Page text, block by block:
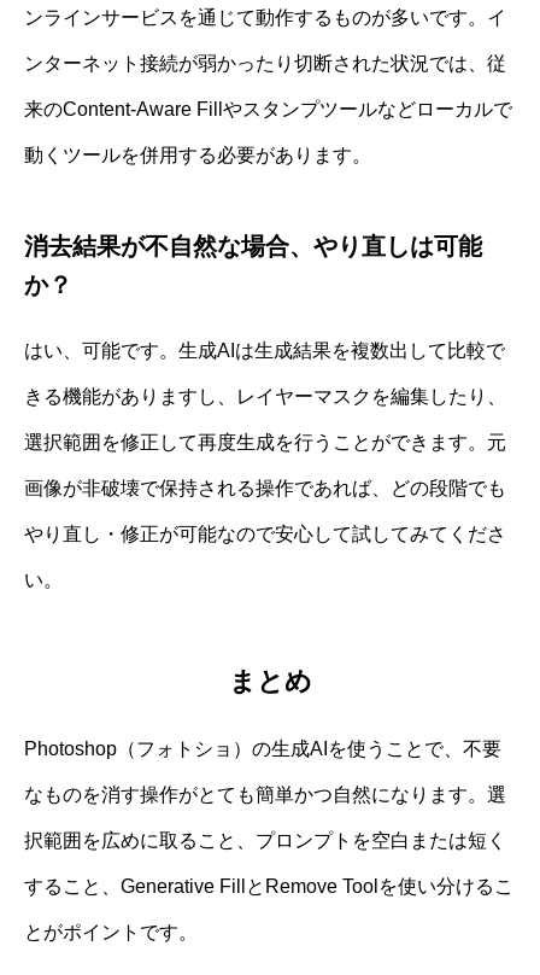
ンラインサービスを通じて動作するものが多いです。イ
ンターネット接続が弱かったり切断された状況では、従
来のContent-Aware Fillやスタンプツールなどローカルで
動くツールを併用する必要があります。
消去結果が不自然な場合、やり直しは可能
か？
はい、可能です。生成AIは生成結果を複数出して比較で
きる機能がありますし、レイヤーマスクを編集したり、
選択範囲を修正して再度生成を行うことができます。元
画像が非破壊で保持される操作であれば、どの段階でも
やり直し・修正が可能なので安心して試してみてくださ
い。
まとめ
Photoshop（フォトショ）の生成AIを使うことで、不要
なものを消す操作がとても簡単かつ自然になります。選
択範囲を広めに取ること、プロンプトを空白または短く
すること、Generative FillとRemove Toolを使い分けるこ
とがポイントです。